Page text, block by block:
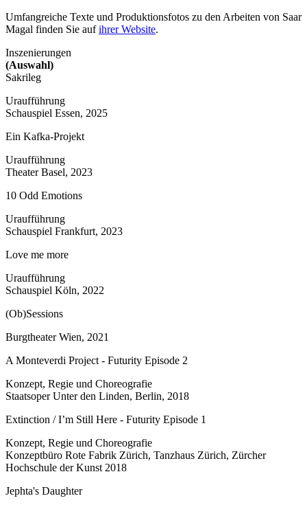
Umfangreiche Texte und Produktionsfotos zu den Arbeiten von Saar
Magal finden Sie aufihrer Website.
Inszenierungen
(Auswahl)
Sakrileg
Uraufführung
Schauspiel Essen, 2025
Ein Kafka-Projekt
Uraufführung
Theater Basel, 2023
10 Odd Emotions
Uraufführung
Schauspiel Frankfurt, 2023
Love me more
Uraufführung
Schauspiel Köln, 2022
(Ob)Sessions
Burgtheater Wien, 2021
A Monteverdi Project - Futurity Episode 2
Konzept, Regie und Choreografie
Staatsoper Unter den Linden, Berlin, 2018
Extinction / I’m Still Here - Futurity Episode 1
Konzept, Regie und Choreografie
Konzeptbüro Rote Fabrik Zürich, Tanzhaus Zürich, Zürcher
Hochschule der Kunst 2018
Jephta's Daughter